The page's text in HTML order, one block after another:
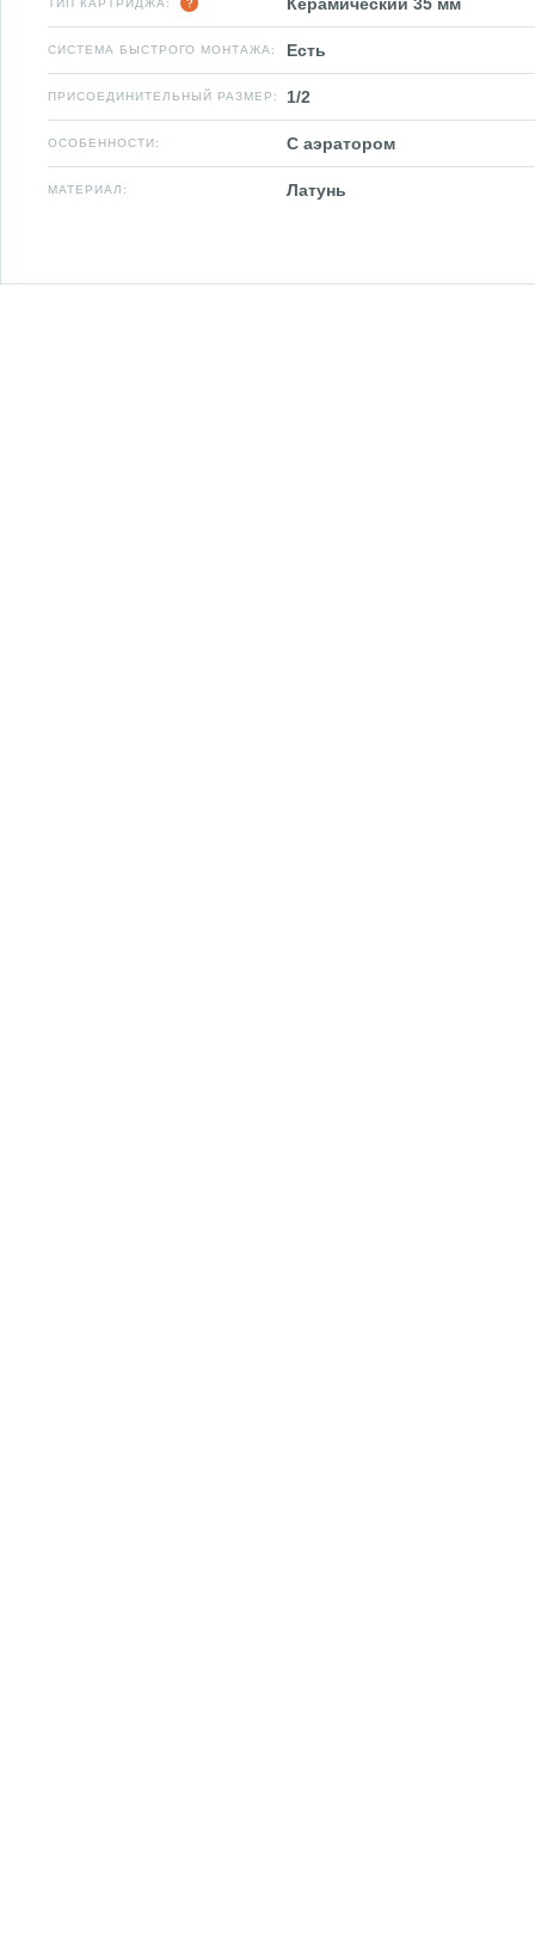
ТИП КАРТРИДЖА:
СИСТЕМА БЫСТРОГО МОНТАЖА: Есть
ПРИСОЕДИНИТЕЛЬНЫЙ РАЗМЕР: 1/2
ОСОБЕННОСТИ: С аэратором
МАТЕРИАЛ: Латунь